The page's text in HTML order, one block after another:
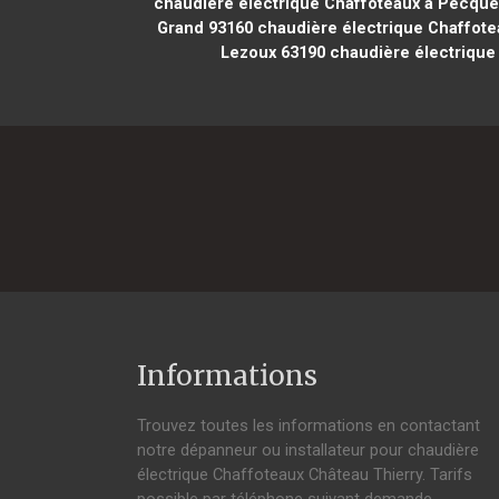
Grand 93160chaudière électrique
Lezoux 63190 chaudière électrique
Informations
Trouvez toutes les informations en contactant
notre dépanneur ou installateur pour chaudière
électrique Chaffoteaux Château Thierry. Tarifs